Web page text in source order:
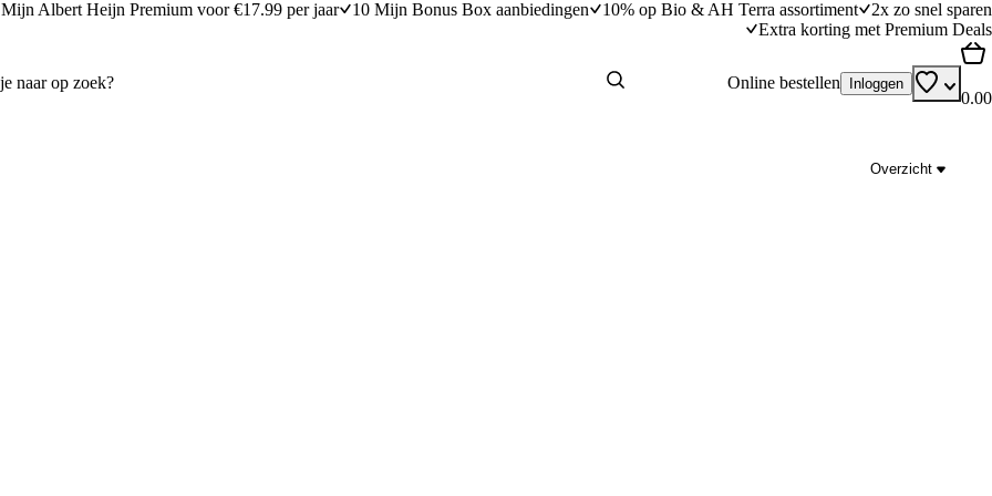
Mijn Albert Heijn Premium voor €17.99 per jaar 10 Mijn Bonus Box aanbiedingen 10% op Bio & AH Terra assortiment
2x zo snel sparen
Extra korting met Premium Deals
Online bestellen Inloggen
0.00
Overzicht